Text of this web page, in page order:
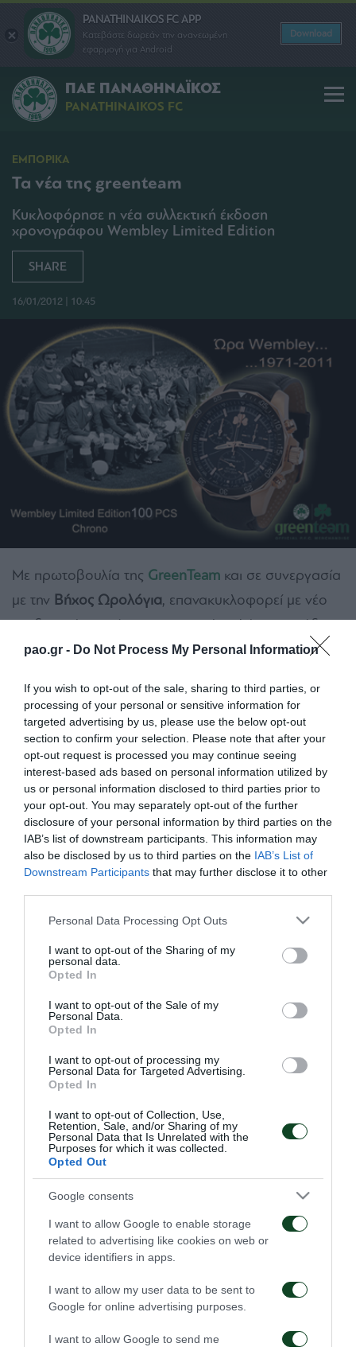
pao.gr - Do Not Process My Personal Information
If you wish to opt-out of the sale, sharing to third parties, or
processing of your personal or sensitive information for
targeted advertising by us, please use the below opt-out
section to confirm your selection. Please note that after your
opt-out request is processed you may continue seeing
interest-based ads based on personal information utilized by
us or personal information disclosed to third parties prior to
your opt-out. You may separately opt-out of the further
disclosure of your personal information by third parties on the
IAB’s list of downstream participants. This information may
also be disclosed by us to third parties on the IAB’s List of
Downstream Participants that may further disclose it to other
Please note that this website/app uses one or more Google
not limited to your visit or usage behaviour. You may click to
grant or deny consent to Google and its third-party tags to
use your data for below specified purposes in below Google
consent section.
Personal Data Processing Opt Outs
I want to opt-out of the Sharing of my
personal data.
Opted In
I want to opt-out of the Sale of my
Personal Data.
Opted In
I want to opt-out of processing my
Personal Data for Targeted Advertising.
Opted In
I want to opt-out of Collection, Use,
Retention, Sale, and/or Sharing of my
Personal Data that Is Unrelated with the
Purposes for which it was collected.
Opted Out
Google consents
I want to allow Google to enable storage
related to advertising like cookies on web or
device identifiers in apps.
I want to allow my user data to be sent to
Google for online advertising purposes.
I want to allow Google to send me
PANATHINAIKOS FC APP
Κατεβάστε δωρεάν την ανανεωμένη
εφαρμογή για Android
Download
ΠΑΕ ΠΑΝΑΘΗΝΑΪΚΟΣ
PANATHINAIKOS FC
ΕΜΠΟΡΙΚΑ
Τα νέα της greenteam
Κυκλοφόρησε η νέα συλλεκτική έκδοση
χρονογράφου Wembley Limited Edition
SHARE
16/01/2012 | 10:45
Με πρωτοβουλία της GreenTeam και σε συνεργασία
με την Βήχος Ωρολόγια, επανακυκλοφορεί με νέο
σχεδιασμό το επίσημο επετειακό ρολόι της ομάδας
τουWembleyγια τη συμπλήρωση 40 χρόνων από
τελικό του Κυπέλλου Πρωταθλητριών. Η νέα
έκδοση, είναι συλλεκτικός χρονογράφοςVostok-
Europe και φέρει το νέο μηχανισμό MIYOTA 6S30
ειδικά διαμορφωμένο για τα σύγχρονα ρολόγια
μεγάλου μεγέθους. Με πιστοποίηση
αδιαβροχότητας έως 20 ATM, το κάθε ρολόι έχει
στο καντράν το χρυσό τριφύλλι του Wembley και
στο πίσω καπάκι χαραγμένα τα ονόματα όλων των
παικτών της θρυλικής ομάδας. Το συλλεκτικό ρολόι
κυκλοφορεί σε περιορισμένη έκδοση 100 τεμαχίων,
διατίθεται με ενσωματωμένο δερμάτινο λουρί.
Προσφέρεται σε πολυτελή συσκευασία με το
συνοδεύεται από διετή εγγύηση της επίσημης
O συλλεκτικός χρονογράφος του Wembley
τηλεφωνικά στο 210-64.70.970, ηλεκτρονικά στο
www.greenteam.grκαιwww.vichosgroup.gr
επιλεγμένα σημεία σε όλη την Ελλάδα.
ΕΜΠΟΡΙΚΑ